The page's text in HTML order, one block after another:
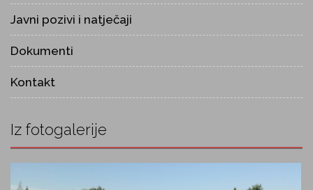
Javni pozivi i natječaji
Dokumenti
Kontakt
Iz fotogalerije